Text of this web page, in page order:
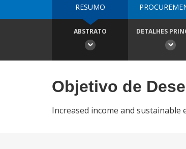
RESUMO
ABSTRATO DETALHES
Objetivo de
Increased income and